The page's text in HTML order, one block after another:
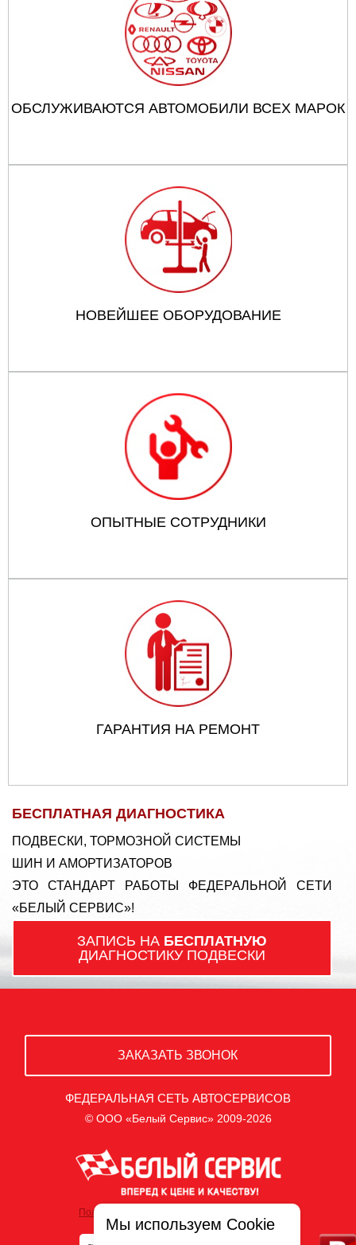
ОБСЛУЖИВАЮТСЯ АВТОМОБИЛИ ВСЕХ МАРОК
НОВЕЙШЕЕ ОБОРУДОВАНИЕ
ОПЫТНЫЕ СОТРУДНИКИ
ГАРАНТИЯ НА РЕМОНТ
БЕСПЛАТНАЯ ДИАГНОСТИКА
ПОДВЕСКИ, ТОРМОЗНОЙ СИСТЕМЫ
ШИН И АМОРТИЗАТОРОВ
ЭТО СТАНДАРТ РАБОТЫ ФЕДЕРАЛЬНОЙ СЕТИ
«БЕЛЫЙ СЕРВИС»!
ЗАПИСЬ НА БЕСПЛАТНУЮ
ДИАГНОСТИКУ ПОДВЕСКИ
ЗАКАЗАТЬ ЗВОНОК
ФЕДЕРАЛЬНАЯ СЕТЬ АВТОСЕРВИСОВ
© ООО «Белый Сервис» 2009-2026
Политика обработки персональных данных
Мы используем Cookie